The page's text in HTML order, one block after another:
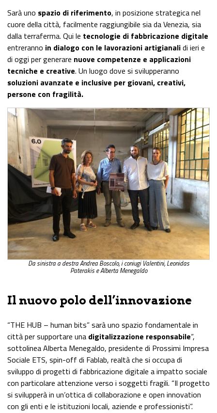
Sarà uno spazio di riferimento, in posizione strategica nel
cuore della città, facilmente raggiungibile sia da Venezia, sia
dalla terraferma. Qui le tecnologie di fabbricazione digitale
entreranno in dialogo con le lavorazioni artigianalidi ieri e
di oggi per generare nuove competenze e applicazioni
tecniche e creative. Un luogo dove si svilupperanno
soluzioni avanzate e inclusive per giovani, creativi,
persone con fragilità.
Da sinistra a destra Andrea Boscolo, i coniugi Valentini, Leonidas
Paterakis e Alberta Menegaldo
Il nuovo polo dell’innovazione
“THE HUB – human bits” sarà uno spazio fondamentale in
città per supportare una digitalizzazione responsabile“,
sottolinea Alberta Menegaldo, presidente di Prossimi Impresa
Sociale ETS, spin-off di Fablab, realtà che si occupa di
sviluppo di progetti di fabbricazione digitale a impatto sociale
con particolare attenzione verso i soggetti fragili. “Il progetto
si svilupperà in un’ottica di collaborazione e open innovation
con gli enti e le istituzioni locali, aziende e professionisti”.